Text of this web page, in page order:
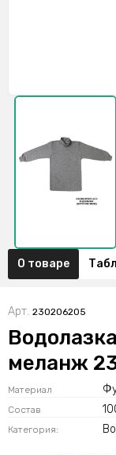
О товаре
Арт. 230206205
меланж
Материал
Состав
Категория: